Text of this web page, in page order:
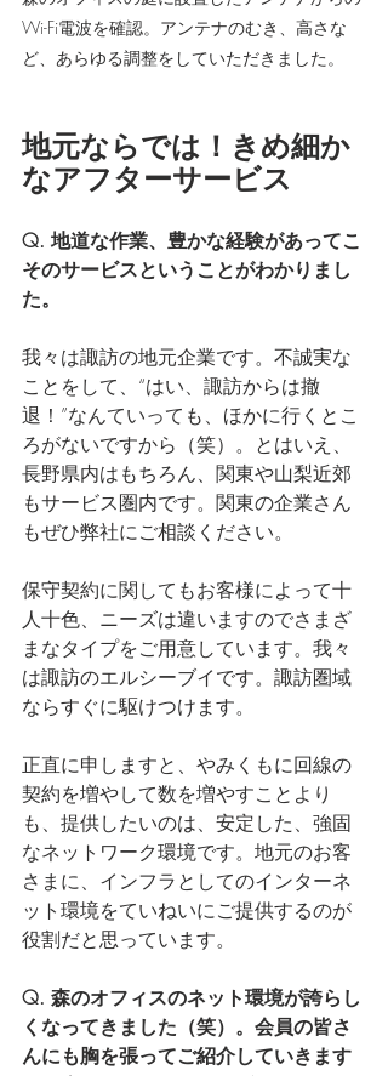
Wi-Fi電波を確認。アンテナのむき、高さな
ど、あらゆる調整をしていただきました。
地元ならでは！きめ細か
なアフターサービス
Q. 地道な作業、豊かな経験があってこ
そのサービスということがわかりまし
た。
我々は諏訪の地元企業です。不誠実な
ことをして、“はい、諏訪からは撤
退！”なんていっても、ほかに行くとこ
ろがないですから（笑）。とはいえ、
長野県内はもちろん、関東や山梨近郊
もサービス圏内です。関東の企業さん
もぜひ弊社にご相談ください。
保守契約に関してもお客様によって十
人十色、ニーズは違いますのでさまざ
まなタイプをご用意しています。我々
は諏訪のエルシーブイです。諏訪圏域
ならすぐに駆けつけます。
正直に申しますと、やみくもに回線の
契約を増やして数を増やすことより
も、提供したいのは、安定した、強固
なネットワーク環境です。地元のお客
さまに、インフラとしてのインターネ
ット環境をていねいにご提供するのが
役割だと思っています。
Q. 森のオフィスのネット環境が誇らし
くなってきました（笑）。会員の皆さ
んにも胸を張ってご紹介していきます